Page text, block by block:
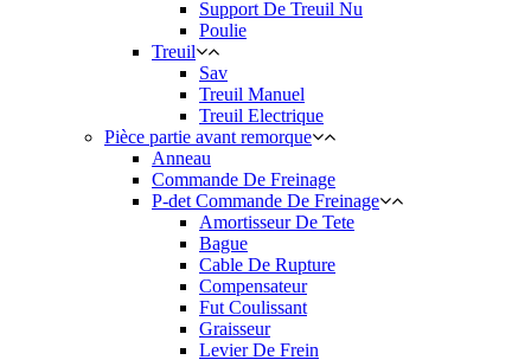
Support De Treuil Nu
Poulie
Treuil
Sav
Treuil Manuel
Treuil Electrique
Pièce partie avant remorque
Anneau
Commande De Freinage
P-det Commande De Freinage
Amortisseur De Tete
Bague
Cable De Rupture
Compensateur
Fut Coulissant
Graisseur
Levier De Frein